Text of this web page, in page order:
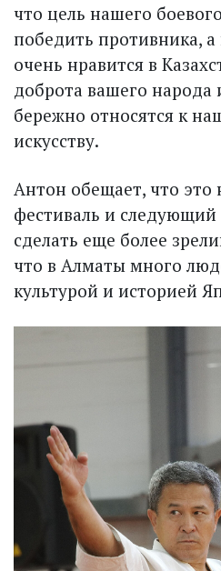
что цель нашего
победить противника,
очень нравится в
доброта вашего народа
бережно относятся к
искусству.
Антон обещает, что это
фестиваль и следующий
сделать еще более
что в Алматы много
культурой и историей